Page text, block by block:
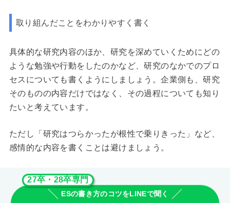
取り組んだことをわかりやすく書く
具体的な研究内容のほか、研究を深めていくためにどの
ような勉強や行動をしたのかなど、研究のなかでのプロ
セスについても書くようにしましょう。企業側も、研究
そのものの内容だけではなく、その過程についても知り
たいと考えています。
ただし「研究はつらかったが根性で乗りきった」など、
感情的な内容を書くことは避けましょう。
27卒・28卒専門
ESの書き方のコツをLINEで聞く